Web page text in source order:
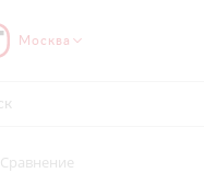
Москва
Сравнение